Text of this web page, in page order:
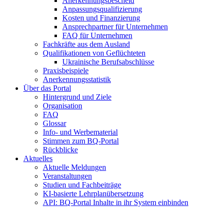
Anpassungsqualifizierung
Kosten und Finanzierung
Ansprechpartner für Unternehmen
FAQ für Unternehmen
Fachkräfte aus dem Ausland
Qualifikationen von Geflüchteten
Ukrainische Berufsabschlüsse
Praxisbeispiele
Anerkennungsstatistik
Über das Portal
Hintergrund und Ziele
Organisation
FAQ
Glossar
Info- und Werbematerial
Stimmen zum BQ-Portal
Rückblicke
Aktuelles
Aktuelle Meldungen
Veranstaltungen
Studien und Fachbeiträge
KI-basierte Lehrplanübersetzung
API: BQ-Portal Inhalte in ihr System einbinden